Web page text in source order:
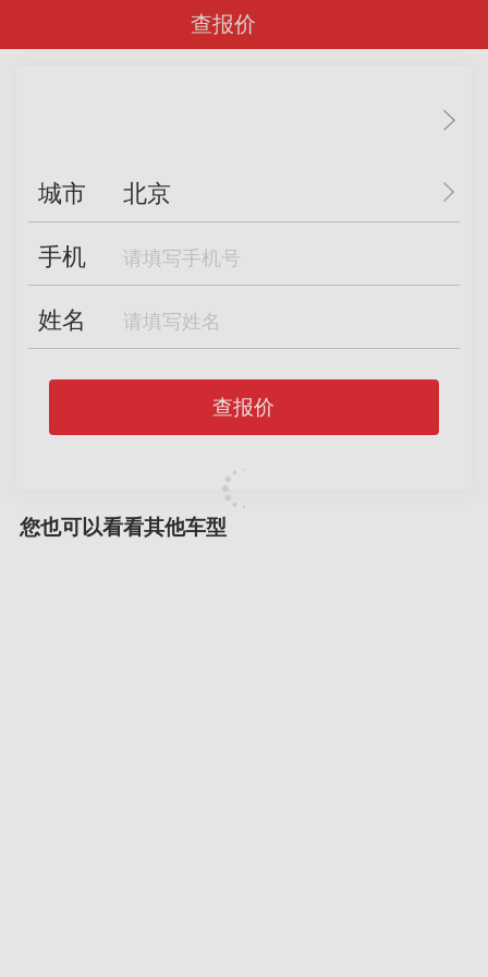
查报价
城市 北京
手机
姓名
查报价
您也可以看看其他车型